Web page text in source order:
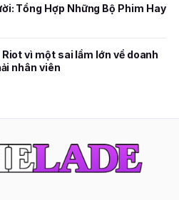
Tổng Hợp Những Bộ Phim Hay
vì một sai lầm lớn về doanh
nhân viên